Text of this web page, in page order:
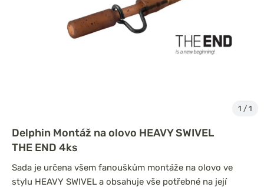
1 / 1
Delphin Montáž na olovo HEAVY SWIVEL
THE END 4ks
Sada je určena všem fanouškům montáže na olovo ve
stylu HEAVY SWIVEL a obsahuje vše potřebné na její